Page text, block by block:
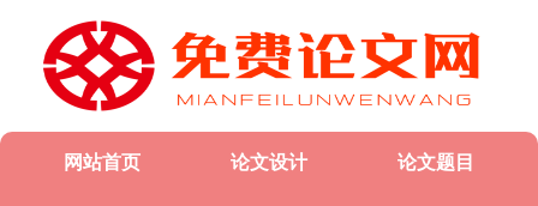
网站首页 论文设计 论文题目